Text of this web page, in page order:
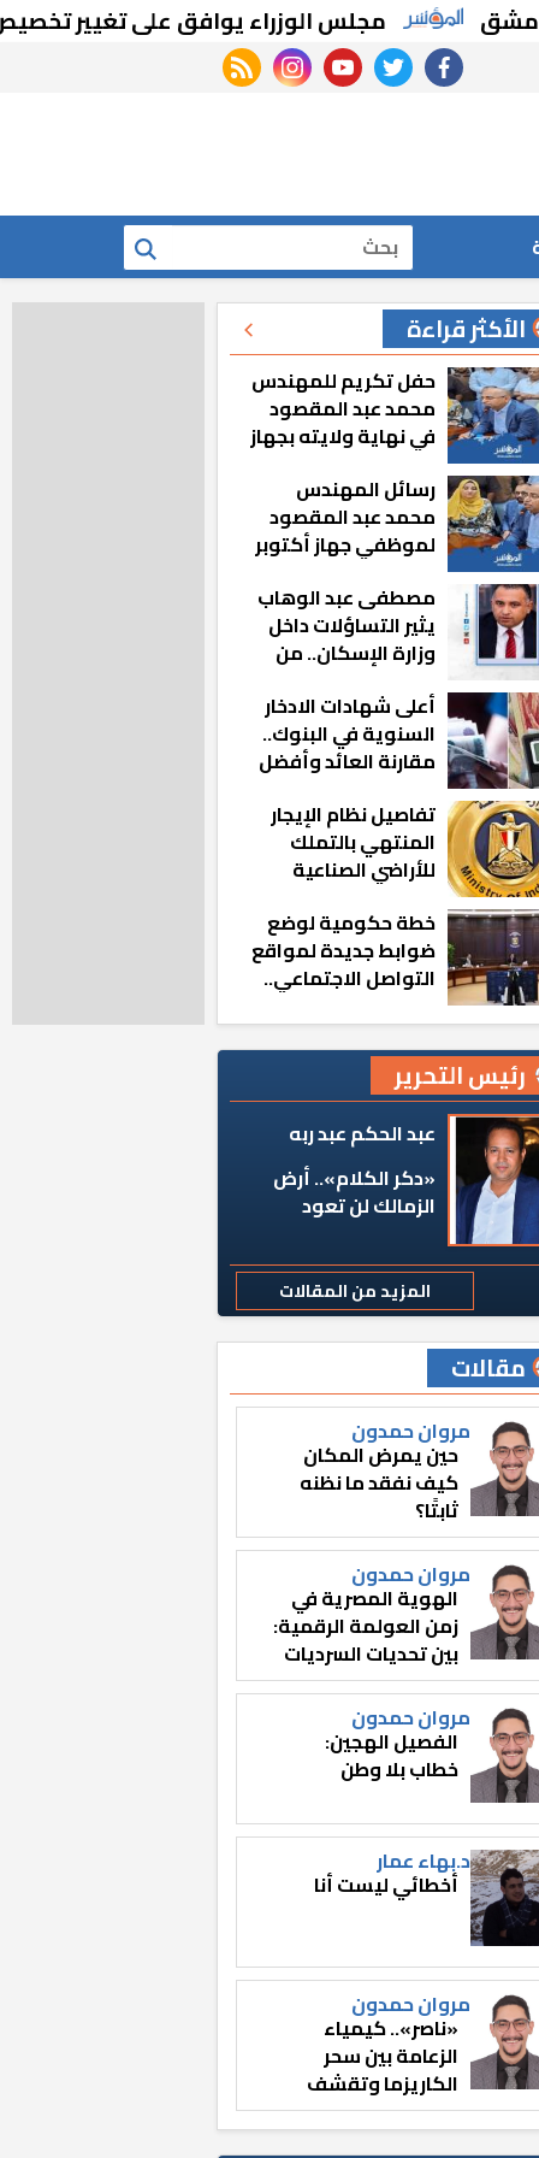
مجلس الوزراء يوافق على تغيير تخصيص قطع
facebook
twitter
youtube
instagram
rss feed
بحث
الأكثر قراءة
حفل تكريم للمهندس
محمد عبد المقصود
في نهاية ولايته بجهاز
رسائل المهندس
محمد عبد المقصود
لموظفي جهاز أكتوبر
مشيت والمدينة
رجعت للخلف»
مصطفى عبد الوهاب
يثير التساؤلات داخل
وزارة الإسكان.. من
المناصب؟
أعلى شهادات الادخار
السنوية في البنوك..
مقارنة العائد وأفضل
تفاصيل نظام الإيجار
المنتهي بالتملك
للأراضي الصناعية
خطة حكومية لوضع
ضوابط جديدة لمواقع
التواصل الاجتماعي..
رئيس التحرير
عبد الحكم عبد ربه
«دكر الكلام».. أرض
الزمالك لن تعود
المزيد من المقالات
مقالات
مروان حمدون
حين يمرض المكان
كيف نفقد ما نظنه
ثابتًا؟
مروان حمدون
الهوية المصرية في
زمن العولمة الرقمية:
بين تحديات السرديات
وصناعة الوعي
مروان حمدون
الفصيل الهجين:
خطاب بلا وطن
د.بهاء عمار
أخطائي ليست أنا
مروان حمدون
«ناصر».. كيمياء
الزعامة بين سحر
الكاريزما وتقشف
الثائر